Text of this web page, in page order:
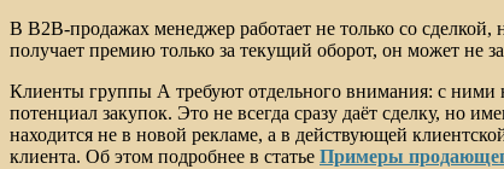
В B2B-продажах менеджер работает не только со
получает премию только за текущий оборот, он может не
Клиенты группы А требуют отдельного внимания: с ними
потенциал закупок. Это не всегда сразу даёт сделку, но
находится не в новой рекламе, а в действующей
клиента. Об этом подробнее в статье Примеры